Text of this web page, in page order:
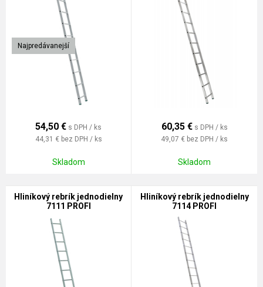
Najpredávanejší
54,50 € s DPH / ks
44,31 € bez DPH / ks
Skladom
60,35 € s DPH / ks
49,07 € bez DPH / ks
Skladom
Hliníkový rebrík jednodielny
7111 PROFI
Hliníkový rebrík jednodielny
7114 PROFI